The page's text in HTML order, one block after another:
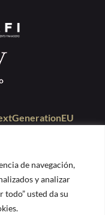
de navegación,
y analizar
usted da su